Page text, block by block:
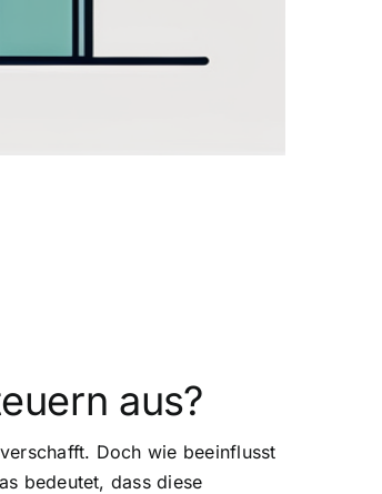
aus?
Doch wie beeinflusst
bedeutet, dass diese